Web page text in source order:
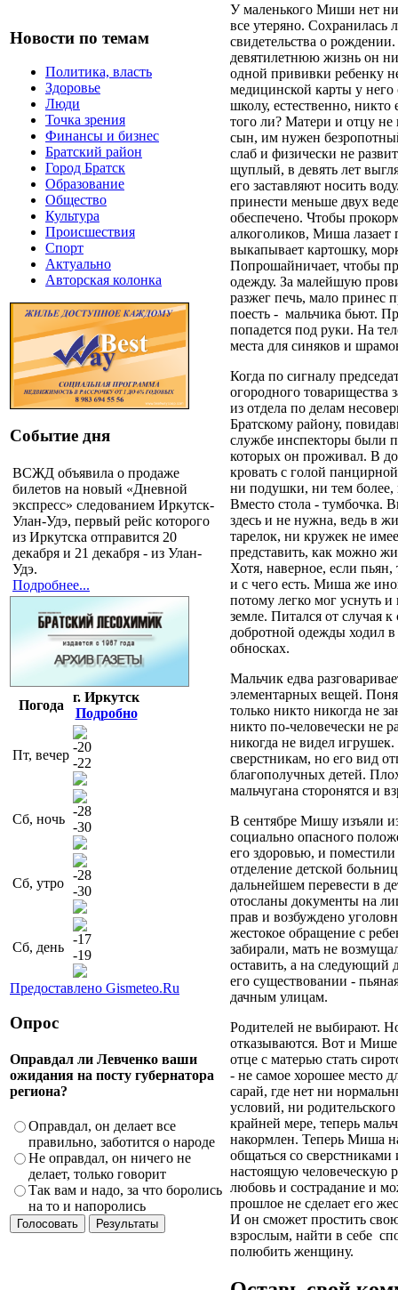
Новости по темам
Политика, власть
Здоровье
Люди
Точка зрения
Финансы и бизнес
Братский район
Город Братск
Образование
Общество
Культура
Происшествия
Спорт
Актуально
Авторская колонка
Событие дня
ВСЖД объявила о продаже
билетов на новый «Дневной
экспресс» следованием Иркутск-
Улан-Удэ, первый рейс которого
из Иркутска отправится 20
декабря и 21 декабря - из Улан-
Удэ.
Подробнее...
Погода
г. Иркутск
Подробно
Пт, вечер
-20
-22
Сб, ночь
-28
-30
Сб, утро
-28
-30
Сб, день
-17
-19
Предоставлено Gismeteo.Ru
Опрос
Оправдал ли Левченко ваши
ожидания на посту губернатора
региона?
Оправдал, он делает все
правильно, заботится о народе
Не оправдал, он ничего не
делает, только говорит
Так вам и надо, за что боролись
на то и напоролись
У маленького Миши нет
все утеряно. Сохранилась
свидетельства о
девятилетнюю жизнь он
одной прививки ребенку
медицинской карты у
школу, естественно, никто
того ли? Матери и отцу
сын, им нужен
слаб и физически не
щуплый, в девять лет
его заставляют носить
принести меньше двух
обеспечено. Чтобы
алкоголиков, Миша
выкапывает картошку,
Попрошайничает, чтобы
одежду. За малейшую
разжег печь, мало принес
поесть - мальчика бьют.
попадется под руки. На
места для синяков и
Когда по сигналу
огородного товарищества
из отдела по делам
Братскому району,
службе инспекторы были
которых он проживал. В
кровать с голой
ни подушки, ни тем более,
Вместо стола - тумбочка.
здесь и не нужна, ведь в
тарелок, ни кружек не
представить, как можно
Хотя, наверное, если пьян,
и с чего есть. Миша же
потому легко мог уснуть
земле. Питался от случая
добротной одежды ходил в
обносках.
Мальчик едва
элементарных вещей.
только никто никогда не
никто по-человечески не
никогда не видел игрушек.
сверстникам, но его вид
благополучных детей.
мальчугана сторонятся и
В сентябре Мишу изъяли
социально опасного
его здоровью, и
отделение детской
дальнейшем перевести в
отосланы документы на
прав и возбуждено
жестокое обращение с
забирали, мать не
оставить, а на следующий
его существовании -
дачным улицам.
Родителей не выбирают.
отказываются. Вот и
отце с матерью стать
- не самое хорошее место
сарай, где нет ни
условий, ни
крайней мере, теперь
накормлен. Теперь Миша
общаться со
настоящую человеческую
любовь и сострадание и
прошлое не сделает его
И он сможет простить
взрослым, найти в себе
полюбить женщину.